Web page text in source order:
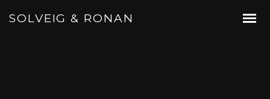
SOLVEIG & RONAN